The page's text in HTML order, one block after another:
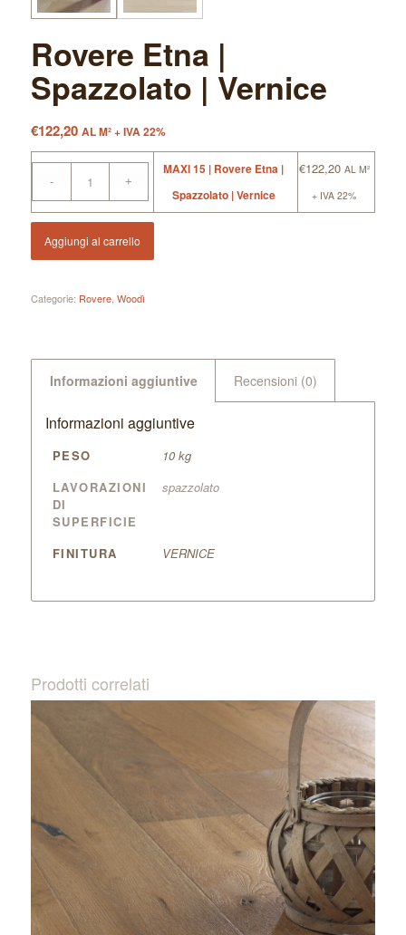
Rovere Etna |
Spazzolato | Vernice
€122,20 AL M² + IVA 22%
MAXI 15 | Rovere Etna |
Spazzolato | Vernice
€122,20 AL M²
+ IVA 22%
Aggiungi al carrello
Categorie: Rovere, Woodì
Informazioni aggiuntive Recensioni (0)
Informazioni aggiuntive
PESO
10 kg
LAVORAZIONI
DI
SUPERFICIE
spazzolato
FINITURA VERNICE
Prodotti correlati